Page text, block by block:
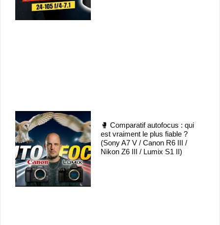
🥊 Comparatif autofocus : qui
est vraiment le plus fiable ?
(Sony A7 V / Canon R6 III /
Nikon Z6 III / Lumix S1 II)